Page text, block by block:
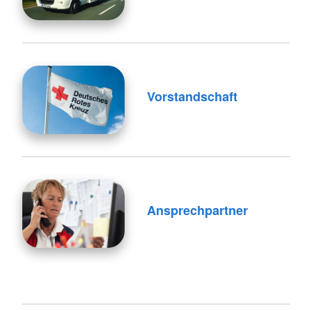
Vorstandschaft
Ansprechpartner